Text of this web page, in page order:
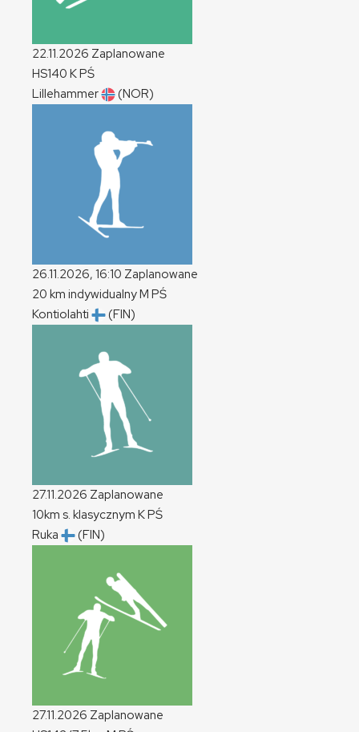
22.11.2026 Zaplanowane
HS140 KPŚ
Lillehammer
(NOR)
26.11.2026, 16:10 Zaplanowane
20 km indywidualnyM PŚ
Kontiolahti
(FIN)
27.11.2026 Zaplanowane
10km s. klasycznym KPŚ
Ruka
(FIN)
27.11.2026 Zaplanowane